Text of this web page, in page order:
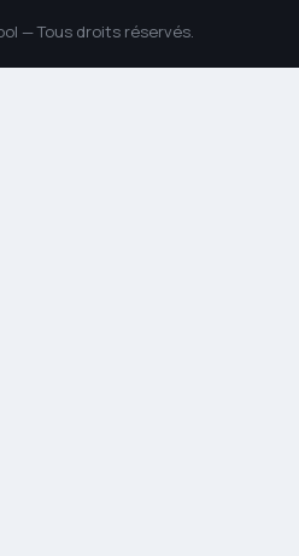
— Tous droits réservés.